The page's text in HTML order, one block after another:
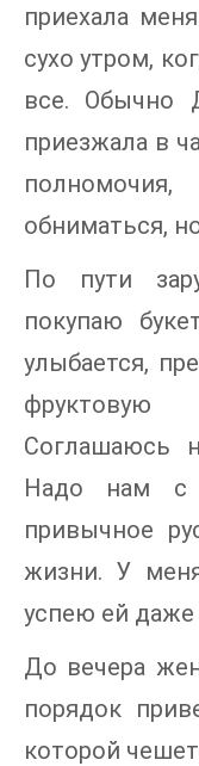
приехала
сухо утром,
все. Обычно
приезжала в
обниматься,
По пути
покупаю
улыбается,
Соглашаюсь
Надо нам с
привычное
жизни. У
успею ей даже
До вечера
порядок
которой